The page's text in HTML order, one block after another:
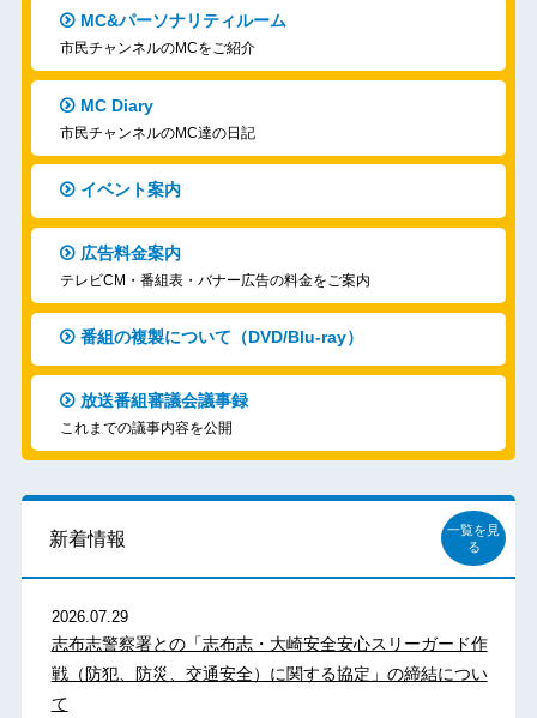
MC&パーソナリティルーム
市民チャンネルのMCをご紹介
MC Diary
市民チャンネルのMC達の日記
イベント案内
広告料金案内
テレビCM・番組表・バナー広告の料金をご案内
番組の複製について（DVD/Blu-ray）
放送番組審議会議事録
これまでの議事内容を公開
新着情報
一覧を見
る
2026.07.29
志布志警察署との「志布志・大崎安全安心スリーガード作
戦（防犯、防災、交通安全）に関する協定」の締結につい
て